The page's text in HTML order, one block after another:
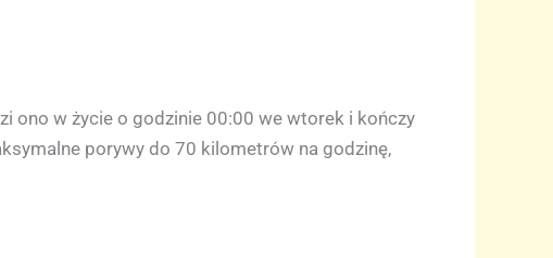
ono w życie o godzinie 00:00 we wtorek i kończy
porywy do 70 kilometrów na godzinę,